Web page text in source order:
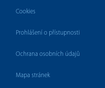
Cookies
Prohlášení o přístupnosti
Ochrana osobních údajů
Mapa stránek